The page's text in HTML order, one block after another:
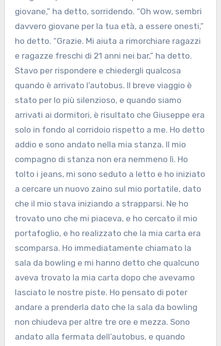
giovane,” ha detto, sorridendo. “Oh wow, sembri
davvero giovane per la tua età, a essere onesti,”
ho detto. “Grazie. Mi aiuta a rimorchiare ragazzi
e ragazze freschi di 21 anni nei bar,” ha detto.
Stavo per rispondere e chiedergli qualcosa
quando è arrivato l’autobus. Il breve viaggio è
stato per lo più silenzioso, e quando siamo
arrivati ai dormitori, è risultato che Giuseppe era
solo in fondo al corridoio rispetto a me. Ho detto
addio e sono andato nella mia stanza. Il mio
compagno di stanza non era nemmeno lì. Ho
tolto i jeans, mi sono seduto a letto e ho iniziato
a cercare un nuovo zaino sul mio portatile, dato
che il mio stava iniziando a strapparsi. Ne ho
trovato uno che mi piaceva, e ho cercato il mio
portafoglio, e ho realizzato che la mia carta era
scomparsa. Ho immediatamente chiamato la
sala da bowling e mi hanno detto che qualcuno
aveva trovato la mia carta dopo che avevamo
lasciato le nostre piste. Ho pensato di poter
andare a prenderla dato che la sala da bowling
non chiudeva per altre tre ore e mezza. Sono
andato alla fermata dell’autobus, e quando